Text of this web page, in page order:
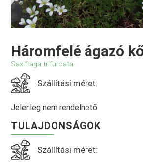
Háromfelé ágazó
Saxifraga trifurcata
Szállítási méret:
Jelenleg nem rendelhető
TULAJDONSÁGOK
Szállítási méret: